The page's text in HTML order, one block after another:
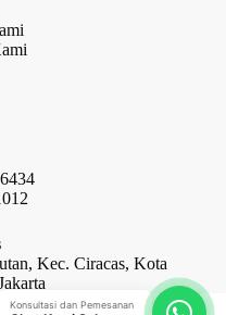
Kec. Ciracas, Kota
Duty by Raja Rak
Konsultasi dan Pemesanan